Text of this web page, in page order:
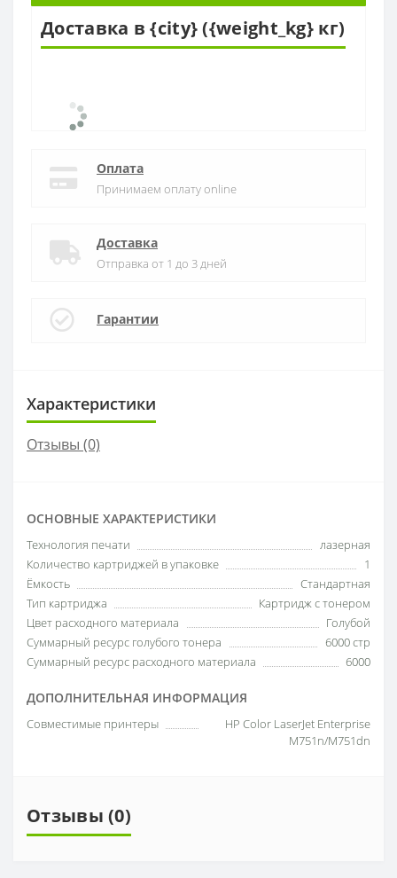
Доставка в {city} ({weight_kg} кг)
Оплата
Принимаем оплату online
Доставка
Отправка от 1 до 3 дней
Гарантии
Характеристики
Отзывы (0)
ОСНОВНЫЕ ХАРАКТЕРИСТИКИ
Технология печати
лазерная
Количество картриджей в упаковке
1
Ёмкость
Стандартная
Тип картриджа
Картридж с тонером
Цвет расходного материала
Голубой
Суммарный ресурс голубого тонера
6000 стр
Суммарный ресурс расходного материала
6000
ДОПОЛНИТЕЛЬНАЯ ИНФОРМАЦИЯ
Совместимые принтеры
HP Color LaserJet Enterprise
M751n/M751dn
Отзывы (0)